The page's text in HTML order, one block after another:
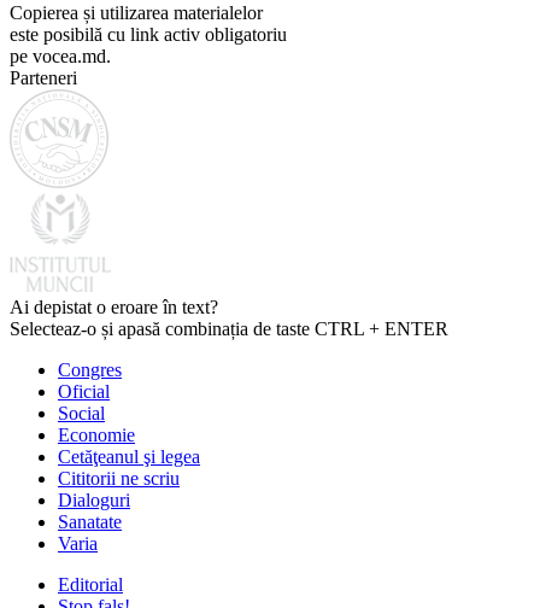
Copierea și utilizarea materialelor
este posibilă cu link activ obligatoriu
pe vocea.md.
Parteneri
Ai depistat o eroare în text?
Selecteaz-o și apasă combinația de taste CTRL + ENTER
Congres
Oficial
Social
Economie
Cetăţeanul şi legea
Cititorii ne scriu
Dialoguri
Sanatate
Varia
Editorial